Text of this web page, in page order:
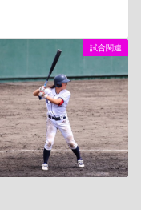
試合関連